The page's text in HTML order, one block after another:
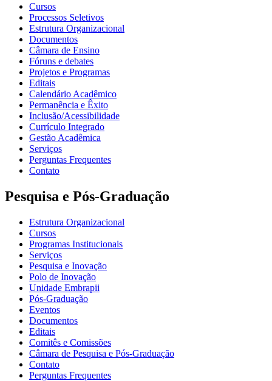
Cursos
Processos Seletivos
Estrutura Organizacional
Documentos
Câmara de Ensino
Fóruns e debates
Projetos e Programas
Editais
Calendário Acadêmico
Permanência e Êxito
Inclusão/Acessibilidade
Currículo Integrado
Gestão Acadêmica
Serviços
Perguntas Frequentes
Contato
Pesquisa e Pós-Graduação
Estrutura Organizacional
Cursos
Programas Institucionais
Serviços
Pesquisa e Inovação
Polo de Inovação
Unidade Embrapii
Pós-Graduação
Eventos
Documentos
Editais
Comitês e Comissões
Câmara de Pesquisa e Pós-Graduação
Contato
Perguntas Frequentes